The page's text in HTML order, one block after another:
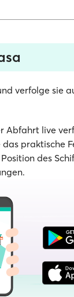
verfolge sie
Abfahrt live
praktische
des